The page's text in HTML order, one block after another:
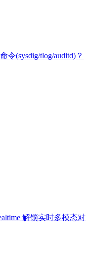
(sysdig/tlog/auditd)？
解锁实时多模态对